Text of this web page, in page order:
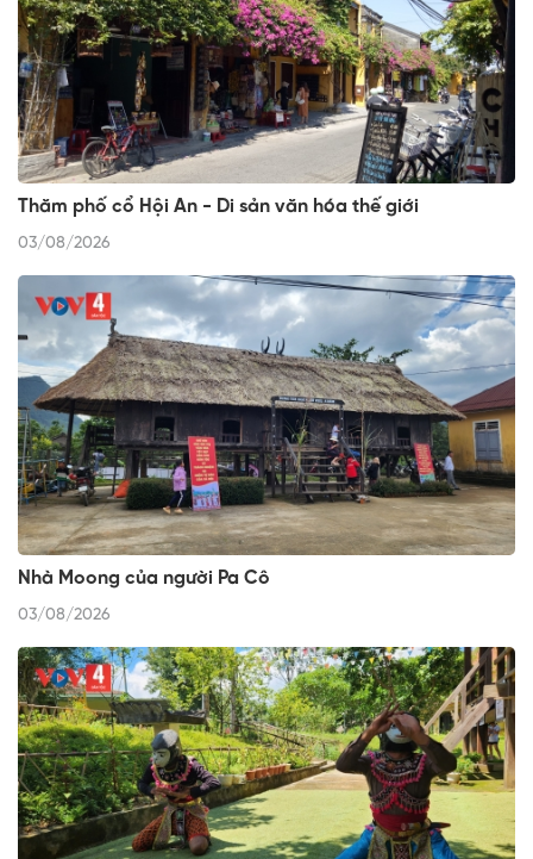
Thăm phố cổ Hội An - Di sản văn hóa thế giới
03/08/2026
Nhà Moong của người Pa Cô
03/08/2026